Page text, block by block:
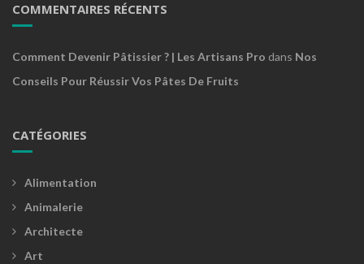
COMMENTAIRES RÉCENTS
Comment Devenir Pâtissier ? | Les Artisans Pro dans Nos
Conseils Pour Réussir Vos Pâtes De Fruits
CATÉGORIES
Alimentation
Animalerie
Architecte
Art